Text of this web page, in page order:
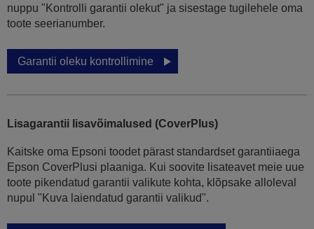
nuppu "Kontrolli garantii olekut" ja sisestage tugilehele oma
toote seerianumber.
Garantii oleku kontrollimine
Lisagarantii lisavõimalused (CoverPlus)
Kaitske oma Epsoni toodet pärast standardset garantiiaega
Epson CoverPlusi plaaniga. Kui soovite lisateavet meie uue
toote pikendatud garantii valikute kohta, klõpsake alloleval
nupul "Kuva laiendatud garantii valikud".